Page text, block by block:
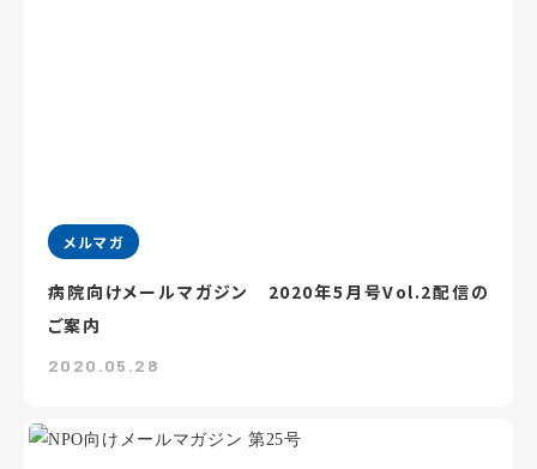
メルマガ
病院向けメールマガジン 2020年5月号Vol.2配信の
ご案内
2020.05.28